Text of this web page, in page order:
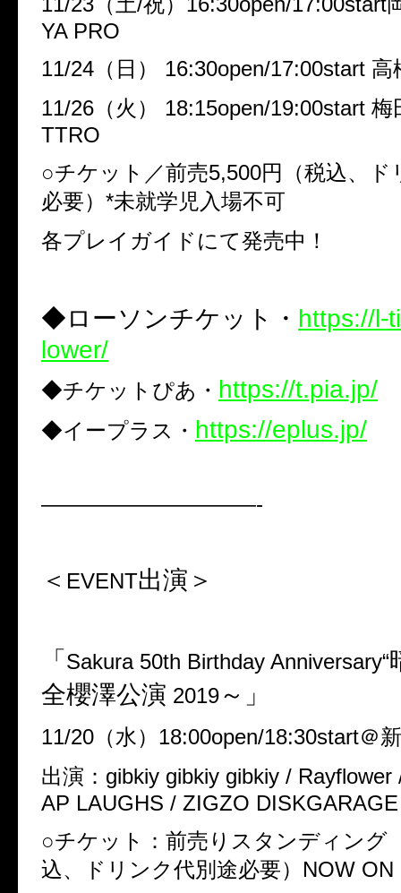
YA PRO
11/24 （日） 16:30open/17:00start 高
11/26 （火） 18:15open/19:00start 梅
TTRO
○チケット／前売5,500円（税込、ド
必要） *未就学児入場不可
各プレイガイドにて発売中！
◆ローソンチケット・ https://l-
lower/
◆チケットぴあ・ https://t.pia.jp/
◆イープラス・ https://eplus.jp/
——————————-
＜ EVENT出演＞
「 Sakura 50th Birthday Anniversary“
全櫻澤公演 2019～」
11/20 （水） 18:00open/18:30start＠
出演： gibkiy gibkiy gibkiy /
AP LAUGHS / ZIGZO DISKGARAGE
○チケット：前売りスタンディン
込、ドリンク代別途必要） NOW ON